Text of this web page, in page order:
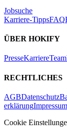
Jobsuche
Karriere-TippsFAQ
ÜBER HOKIFY
PresseKarriereTeam
RECHTLICHES
AGBDatenschutz
erklärungImpressum
Cookie